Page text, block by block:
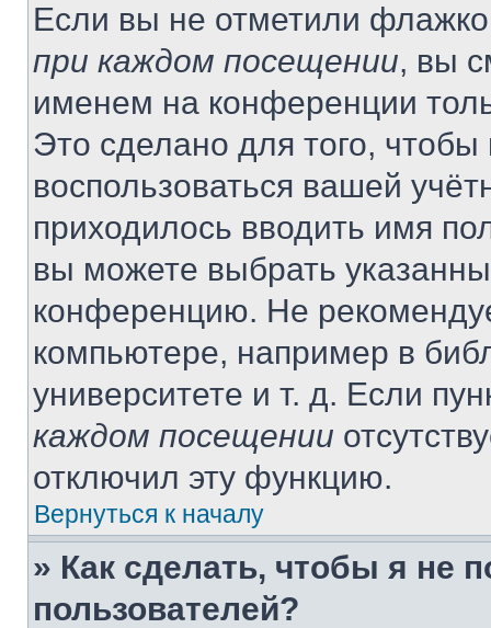
Если вы не отметили
при каждом посещении, вы
именем на конференции
Это сделано для того, чтобы
воспользоваться вашей
приходилось вводить имя
вы можете выбрать
конференцию. Не
компьютере, например в
университете и т. д. Если
каждом посещении
отключил эту функцию.
Вернуться к началу
» Как сделать, чтобы я не
пользователей?